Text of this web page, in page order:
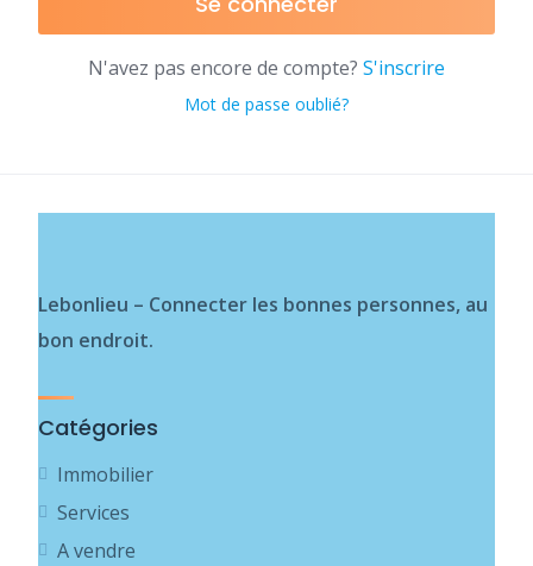
N'avez pas encore de compte? S'inscrire
Mot de passe oublié?
Lebonlieu – Connecter les bonnes personnes, au
bon endroit.
Catégories
Immobilier
Services
A vendre